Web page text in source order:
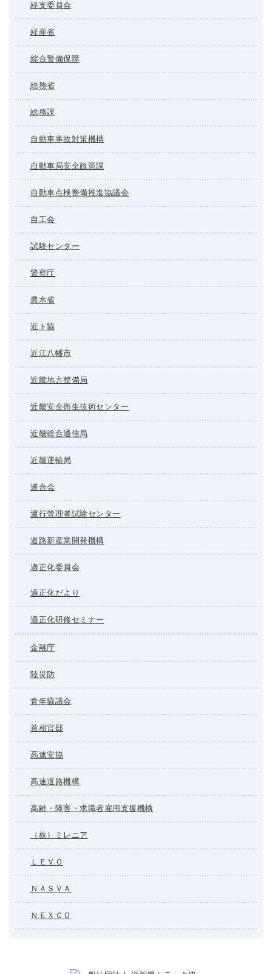
経支委員会
経産省
綜合警備保障
総務省
総務課
自動車事故対策機構
自動車局安全政策課
自動車点検整備推進協議会
自工会
試験センター
警察庁
農水省
近ト協
近江八幡市
近畿地方整備局
近畿安全衛生技術センター
近畿総合通信局
近畿運輸局
連合会
運行管理者試験センター
道路新産業開発機構
適正化委員会
適正化だより
適正化研修セミナー
金融庁
陸災防
青年協議会
首相官邸
高速安協
高速道路機構
高齢・障害・求職者雇用支援機構
（株）ミレニア
ＬＥＶＯ
ＮＡＳＶＡ
ＮＥＸＣＯ